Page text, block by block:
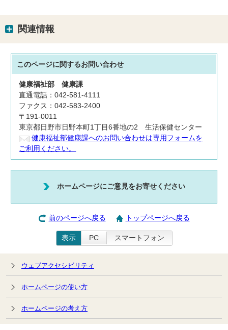
関連情報
このページに関するお問い合わせ
健康福祉部健康課
直通電話：042-581-4111
ファクス：042-583-2400
〒191-0011
東京都日野市日野本町1丁目6番地の2 生活保健センター
健康福祉部健康課へのお問い合わせは専用フォームを
ご利用ください。
ホームページにご意見をお寄せください
前のページへ戻る トップページへ戻る
表示 PC スマートフォン
ウェブアクセシビリティ
ホームページの使い方
ホームページの考え方